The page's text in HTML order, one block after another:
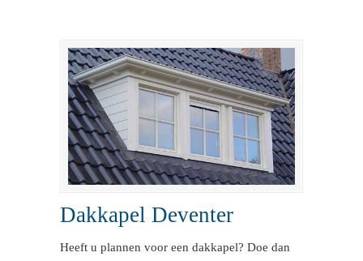
Dakkapel Deventer
Heeft u plannen voor een dakkapel? Doe dan